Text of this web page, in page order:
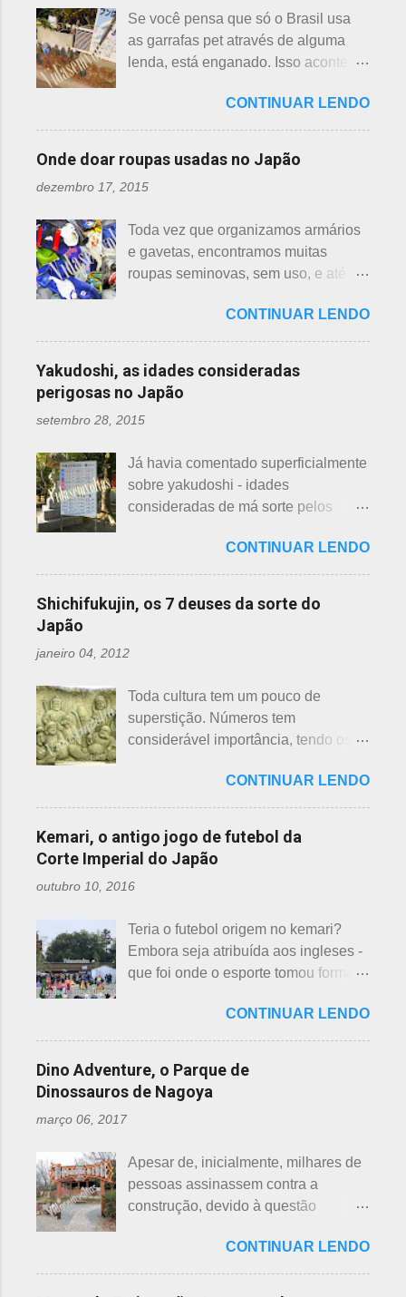
aranha suspensa por um fio de seda
da teia. A aranha fez Sei lembrar da
mãe - pequena e indefesa - e
imediatamente levou a cobra para
bem longe com seu ancinho. A
percebeu, pois além da aranha ser
pequena, ele havia...
hasu, em japonês. Basta dar uma
olhada nas flores para perceber as
grandes diferenças e, para isso, vou
flores de lotus são grandes, que
brotam de hastes compridas e em
apenas 3 cores, branca, creme e
largas e cor única: verde. As folhas
crescem para o alto, em hastes
longas. As raízes são comestíveis,
produzindo o renkon. Detalhei sobre
flor de lotus, na postagem anterior
e imagens de uma pla...
Se você pensa que só o Brasil usa
as garrafas pet através de alguma
lenda, está enganado. Isso acontece
inclusive no Japão. Este assunto é
mais uma das postagens que estava
em rascunho por alguns anos, desde
que passei por estas casas e
descobri pra que serviam essas
acabou esquecido, até que postei
sobre esses baldes de água
dispostos em alguns bairros de
Arashiyama, em Kyoto, inclusive nos
jardins do Heian Jinja. Esses baldes
com água, escritos 消火用, ou Shōka-
yō, balde para combate a incêndios,
incêndios, para que não se
propaguem. A colocação dos baldes
depende de cada associação de
bairro, não sendo, portanto,
obrigatória, e visto em pouquíssimas
uma opinião, não consultei ninguém
para atender aos nossos insti...
CONTINUAR LENDO
Onde doar roupas usadas no Japão
dezembro 17, 2015
Toda vez que organizamos armários
e gavetas, encontramos muitas
roupas seminovas, sem uso, e até
Roupas de crianças, em perfeito
estado, que não servem mais, peças
novas, semi novas, de pouco uso. O
que fazer com elas? No Japão,
deparamos com este problema: a
quem doar. Existem lojas que
acessórios usados, mas nem sempre
tem interesse nas peças, além do
baixo preço oferecido. Doar dá uma
vender a preço baixo. O Japão é um
país que recicla há muitos anos e
leva muito a sério. Em cidades como
panos de limpeza ou enviadas aos
países pobres. Campanhas ou
grupos de ajuda solicitando roupas
usadas aparecem vez ou outra em
redes sociais. Algumas instituições
repassar aos necessitados. A pref...
CONTINUAR LENDO
Yakudoshi, as idades consideradas
perigosas no Japão
setembro 28, 2015
Já havia comentado superficialmente
sobre yakudoshi - idades
consideradas de má sorte pelos
nesta >>> postagem e não havia
feito uma exclusiva sobre o assunto,
até porque existem toneladas de
informações pela net. No entanto, a
puxei um antigo rascunho do fundo
idades perigosas, antiga crença com
origem no período Heian. Uma
superstição baseada em trocadilhos,
números com significados ruins. Nos
tempos antigos, outras idades eram
incluídas como desfavoráveis. Yaku,
se traduz como infortúnio ou má sorte
ano. Se procurarmos pela tradução
da palavra Yakudoshi no Google,
aparece a palavra climatério. Embora
não haja muita informação, encontrei
este significado para o climatério
CONTINUAR LENDO
Shichifukujin, os 7 deuses da sorte do
Japão
janeiro 04, 2012
Toda cultura tem um pouco de
superstição. Números tem
considerável importância, tendo os
números 4 (pronunciado " shi ") e 9
(pronunciado " ku ") são
considerados de azar, por causa da
pronúncia. "Shi" significa, também,
morte e "ku" , agonia ou tortura. 7 é
um número auspicioso em quase
sendo exceção no Japão. Este
número é incluído em vários termos,
por exemplo: 7 maravilhas do mundo,
mares, 7 dias da semana, 7 cores, 7
anões, etc... Budistas acreditam em 7
reencarnações. Japoneses
comemoram o sétimo dia após o
semana após a morte e, novamente,
depois de 7 semanas. Não descobri
a razão, mas não é de estranhar
porque há 7 deuses da sorte.
Shichifukujin (七 福神) significa "Sete
CONTINUAR LENDO
Kemari, o antigo jogo de futebol da
Corte Imperial do Japão
outubro 10, 2016
Teria o futebol origem no kemari?
Embora seja atribuída aos ingleses -
que foi onde o esporte tomou forma -
origem do futebol. Muitos povos dos
antigos Egito, Grécia e Roma já
tiveram jogos semelhantes há
milhares de anos, além dos sempre
citados chineses e japoneses. Longe
atualmente, o futebol caiu no gosto
deles e é o primeiro no ranking. O
beisebol caiu para o segundo lugar. A
japoneses foi crescendo
gradativamente. Algumas pesquisas
CONTINUAR LENDO
Dino Adventure, o Parque de
Dinossauros de Nagoya
março 06, 2017
Apesar de, inicialmente, milhares de
pessoas assinassem contra a
construção, devido à questão
dinossauros, Dino Adventure
Nagoya, foi inaugurado em julho do
ano passado (2016), junto ao Odaka
CONTINUAR LENDO